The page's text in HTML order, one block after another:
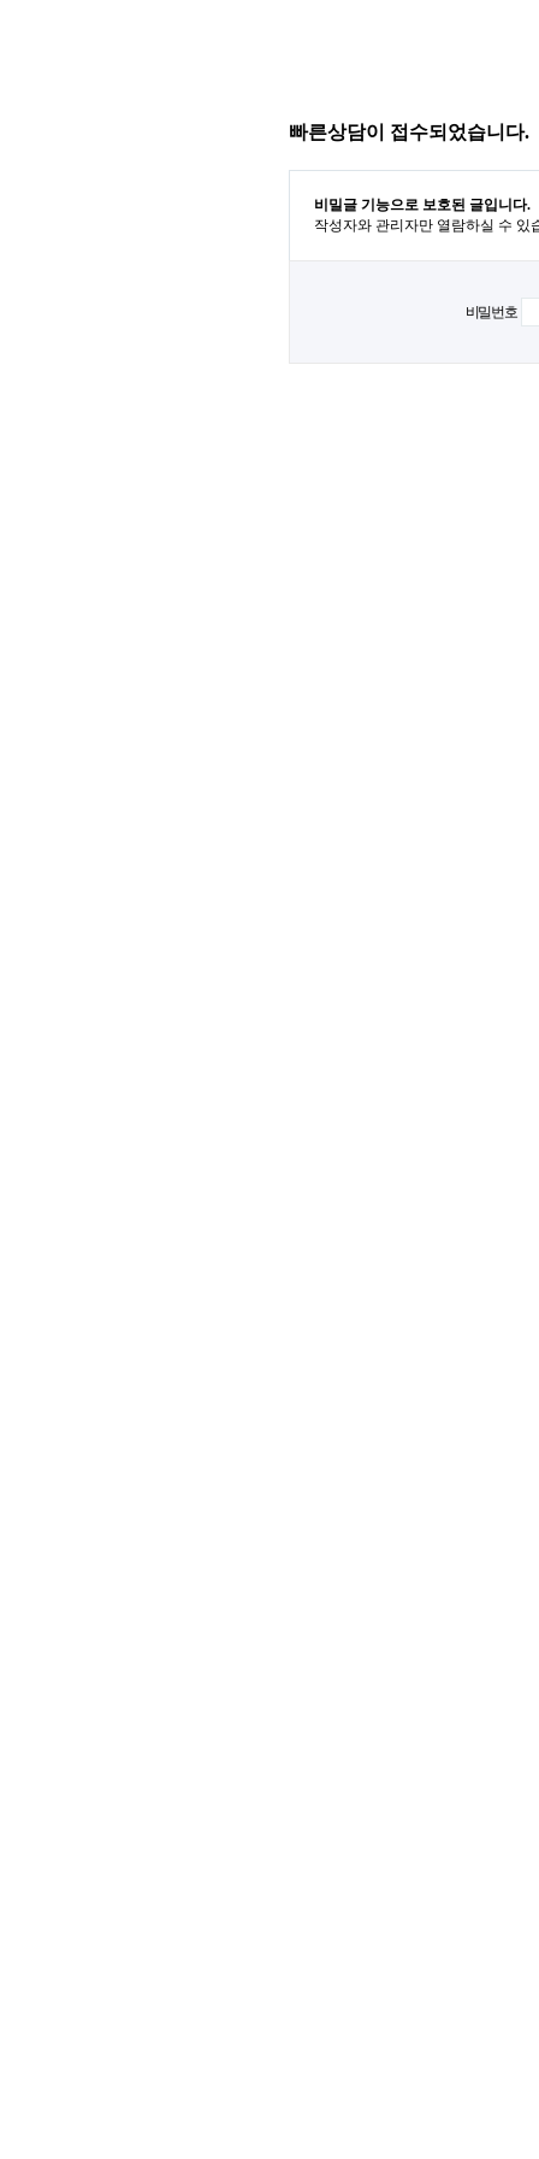
빠른상담이 접수되었습니다.
비밀글 기능으로 보호된 글입니다.
작성자와 관리자만 열람하실 수 있
비밀번호